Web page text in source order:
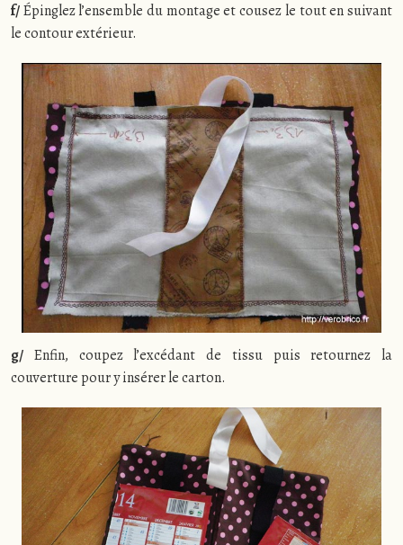
f/Épinglez l’ensemble du montage et cousez le tout en suivant
le contour extérieur.
g/ Enfin, coupez l’excédant de tissu puis retournez la
couverture pour y insérer le carton.